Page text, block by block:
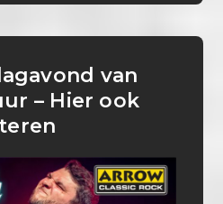
van
– Hier ook